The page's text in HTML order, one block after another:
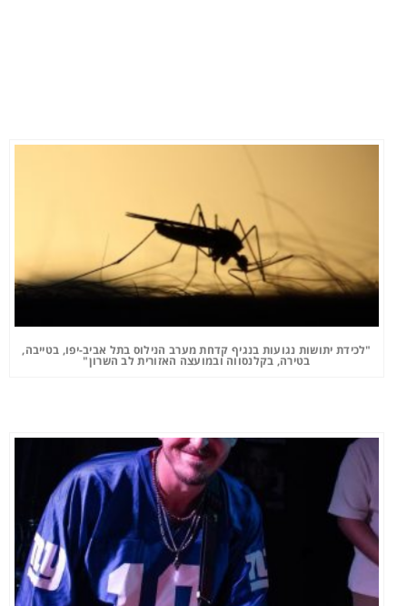
"לכידת יתושות נגועות בנגיף קדחת מערב הנילוס בתל אביב-יפו, בטייבה,
בטירה, בקלנסווה ובמועצה האזורית לב השרון"